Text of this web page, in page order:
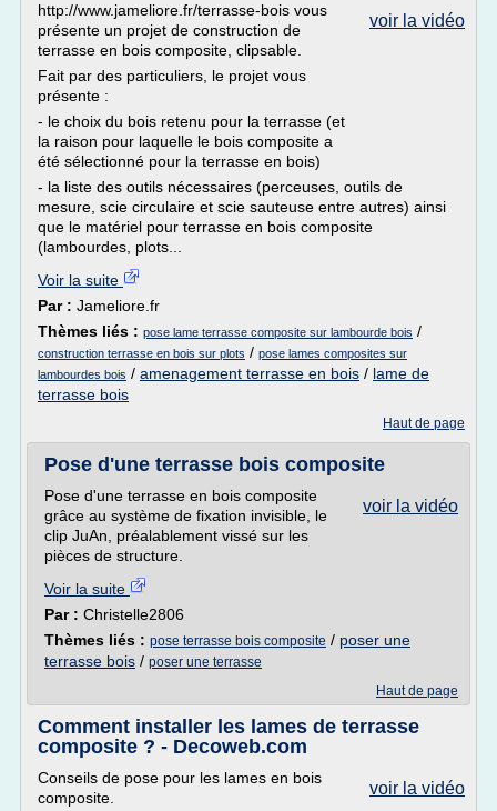
voir la vidéo
http://www.jameliore.fr/terrasse-bois vous
présente un projet de construction de
terrasse en bois composite, clipsable.
Fait par des particuliers, le projet vous
présente :
- le choix du bois retenu pour la terrasse (et
la raison pour laquelle le bois composite a
été sélectionné pour la terrasse en bois)
- la liste des outils nécessaires (perceuses, outils de
mesure, scie circulaire et scie sauteuse entre autres) ainsi
que le matériel pour terrasse en bois composite
(lambourdes, plots...
Voir la suite
Par : Jameliore.fr
Thèmes liés : pose lame terrasse composite sur lambourde bois /
construction terrasse en bois sur plots / pose lames composites sur
lambourdes bois / amenagement terrasse en bois / lame de
terrasse bois
Haut de page
Pose d'une terrasse bois composite
voir la vidéo
Pose d'une terrasse en bois composite
grâce au système de fixation invisible, le
clip JuAn, préalablement vissé sur les
pièces de structure.
Voir la suite
Par : Christelle2806
Thèmes liés : pose terrasse bois composite / poser une
terrasse bois / poser une terrasse
Haut de page
Comment installer les lames de terrasse
composite ? - Decoweb.com
voir la vidéo
Conseils de pose pour les lames en bois
composite.